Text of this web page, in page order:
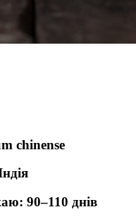
chinense
90–110 днів